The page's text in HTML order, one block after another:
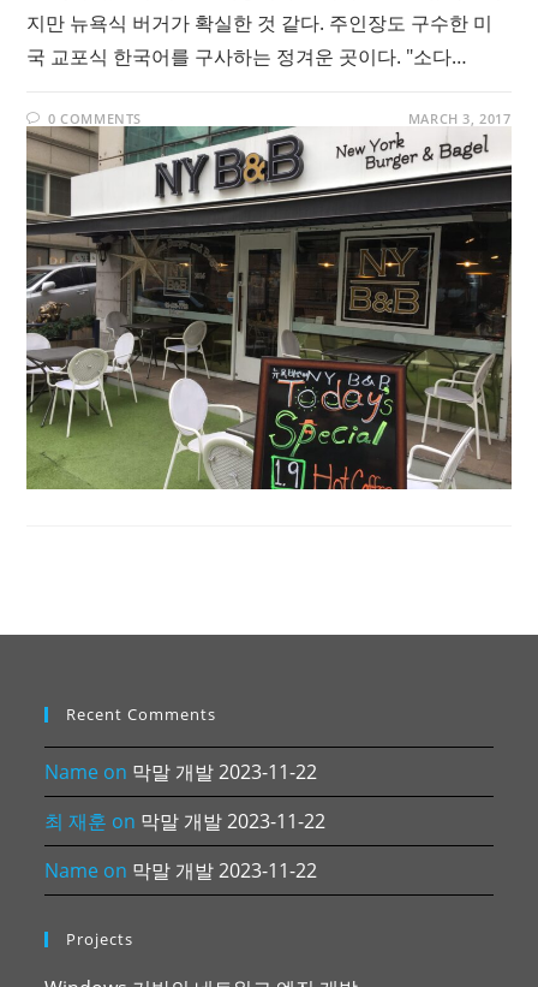
지만 뉴욕식 버거가 확실한 것 같다. 주인장도 구수한 미
국 교포식 한국어를 구사하는 정겨운 곳이다. "소다…
0 COMMENTS MARCH 3, 2017
Recent Comments
Name on 막말 개발 2023-11-22
최 재훈 on 막말 개발 2023-11-22
Name on 막말 개발 2023-11-22
Projects